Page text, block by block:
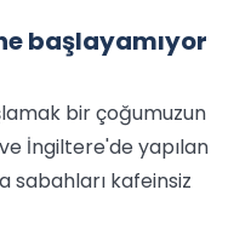
başlayamıyor
bir çoğumuzun
İngiltere'de yapılan
sabahları kafeinsiz